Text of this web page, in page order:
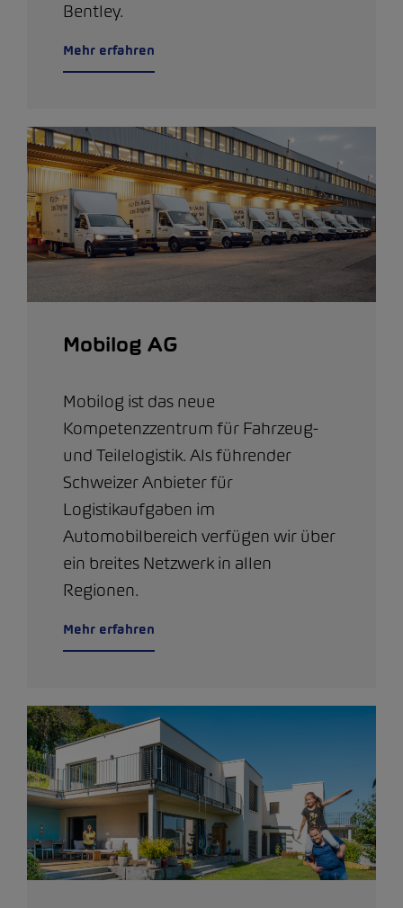
Bentley.
Mehr erfahren
Mobilog AG
Mobilog ist das neue
Kompetenzzentrum für Fahrzeug-
und Teilelogistik. Als führender
Schweizer Anbieter für
Logistikaufgaben im
Automobilbereich verfügen wir über
ein breites Netzwerk in allen
Regionen.
Mehr erfahren